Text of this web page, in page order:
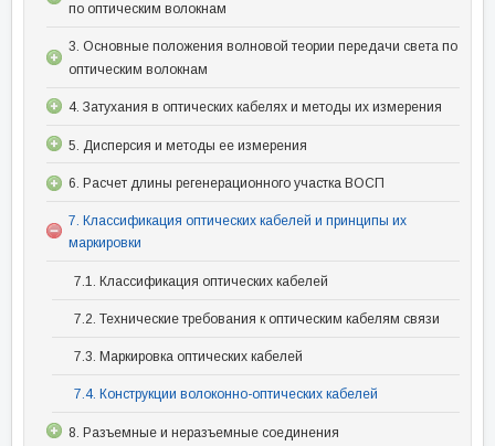
по оптическим волокнам
3. Основные положения волновой теории передачи света по
оптическим волокнам
4. Затухания в оптических кабелях и методы их измерения
5. Дисперсия и методы ее измерения
6. Расчет длины регенерационного участка ВОСП
7. Классификация оптических кабелей и принципы их
маркировки
7.1. Классификация оптических кабелей
7.2. Технические требования к оптическим кабелям связи
7.3. Маркировка оптических кабелей
7.4. Конструкции волоконно-оптических кабелей
8. Разъемные и неразъемные соединения